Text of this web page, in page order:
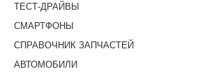
ТЕСТ-ДРАЙВЫ
СМАРТФОНЫ
СПРАВОЧНИК ЗАПЧАСТЕЙ
АВТОМОБИЛИ